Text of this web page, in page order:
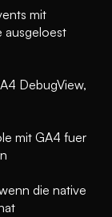
mit
ausgeloest
DebugView,
mit GA4 fuer
die native